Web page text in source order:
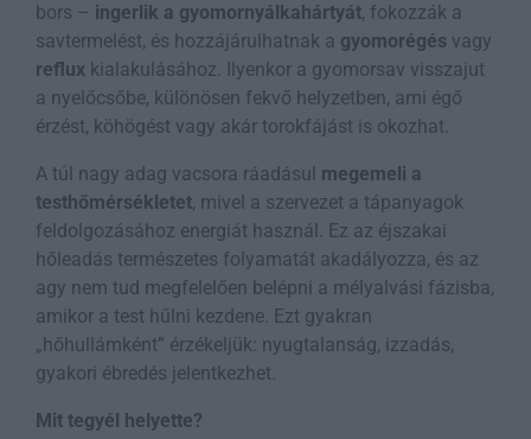
bors – ingerlik a gyomornyálkahártyát, fokozzák a
savtermelést, és hozzájárulhatnak a gyomorégés vagy
reflux kialakulásához. Ilyenkor a gyomorsav visszajut
a nyelőcsőbe, különösen fekvő helyzetben, ami égő
érzést, köhögést vagy akár torokfájást is okozhat.
A túl nagy adag vacsora ráadásul megemeli a
testhőmérsékletet, mivel a szervezet a tápanyagok
feldolgozásához energiát használ. Ez az éjszakai
hőleadás természetes folyamatát akadályozza, és az
agy nem tud megfelelően belépni a mélyalvási fázisba,
amikor a test hűlni kezdene. Ezt gyakran
„hőhullámként” érzékeljük: nyugtalanság, izzadás,
gyakori ébredés jelentkezhet.
Mit tegyél helyette?